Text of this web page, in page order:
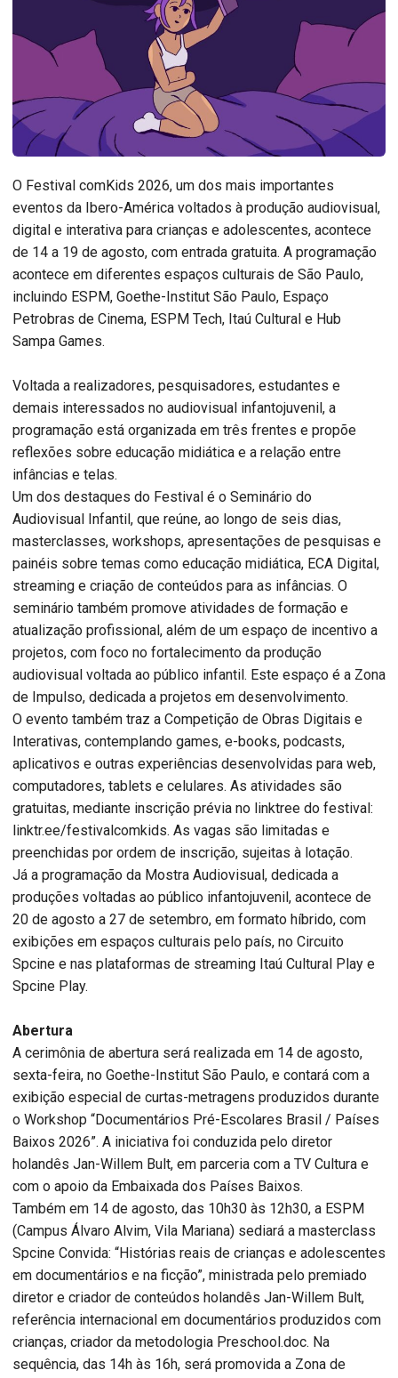
O Festival comKids 2026, um dos mais importantes
eventos da Ibero-América voltados à produção audiovisual,
digital e interativa para crianças e adolescentes, acontece
de 14 a 19 de agosto, com entrada gratuita. A programação
acontece em diferentes espaços culturais de São Paulo,
incluindo ESPM, Goethe-Institut São Paulo, Espaço
Petrobras de Cinema, ESPM Tech, Itaú Cultural e Hub
Sampa Games.
Voltada a realizadores, pesquisadores, estudantes e
demais interessados no audiovisual infantojuvenil, a
programação está organizada em três frentes e propõe
reflexões sobre educação midiática e a relação entre
infâncias e telas.
Um dos destaques do Festival é o Seminário do
Audiovisual Infantil, que reúne, ao longo de seis dias,
masterclasses, workshops, apresentações de pesquisas e
painéis sobre temas como educação midiática, ECA Digital,
streaming e criação de conteúdos para as infâncias. O
seminário também promove atividades de formação e
atualização profissional, além de um espaço de incentivo a
projetos, com foco no fortalecimento da produção
audiovisual voltada ao público infantil. Este espaço é a Zona
de Impulso, dedicada a projetos em desenvolvimento.
O evento também traz a Competição de Obras Digitais e
Interativas, contemplando games, e-books, podcasts,
aplicativos e outras experiências desenvolvidas para web,
computadores, tablets e celulares. As atividades são
gratuitas, mediante inscrição prévia no linktree do festival:
linktr.ee/festivalcomkids. As vagas são limitadas e
preenchidas por ordem de inscrição, sujeitas à lotação.
Já a programação da Mostra Audiovisual, dedicada a
produções voltadas ao público infantojuvenil, acontece de
20 de agosto a 27 de setembro, em formato híbrido, com
exibições em espaços culturais pelo país, no Circuito
Spcine e nas plataformas de streaming Itaú Cultural Play e
Spcine Play.
Abertura
A cerimônia de abertura será realizada em 14 de agosto,
sexta-feira, no Goethe-Institut São Paulo, e contará com a
exibição especial de curtas-metragens produzidos durante
o Workshop “Documentários Pré-Escolares Brasil / Países
Baixos 2026”. A iniciativa foi conduzida pelo diretor
holandês Jan-Willem Bult, em parceria com a TV Cultura e
com o apoio da Embaixada dos Países Baixos.
Também em 14 de agosto, das 10h30 às 12h30, a ESPM
(Campus Álvaro Alvim, Vila Mariana) sediará a masterclass
Spcine Convida: “Histórias reais de crianças e adolescentes
em documentários e na ficção”, ministrada pelo premiado
diretor e criador de conteúdos holandês Jan-Willem Bult,
referência internacional em documentários produzidos com
crianças, criador da metodologia Preschool.doc. Na
sequência, das 14h às 16h, será promovida a Zona de